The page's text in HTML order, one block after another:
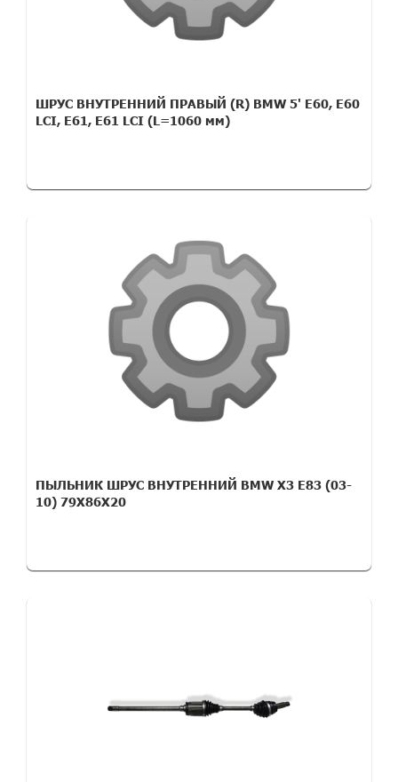
ШРУС ВНУТРЕННИЙ ПРАВЫЙ (R) BMW 5' E60, E60
LCI, E61, E61 LCI (L=1060 мм)
ПЫЛЬНИК ШРУС ВНУТРЕННИЙ BMW X3 E83 (03-
10) 79X86X20